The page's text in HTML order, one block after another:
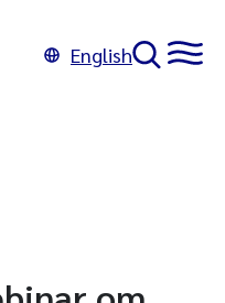
English